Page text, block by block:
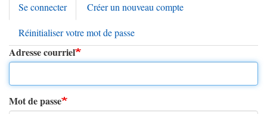
Onglets
principaux
Se connecter(onglet
actif)
Créer un nouveau compte
Réinitialiser votre mot de passe
Adresse courriel
Mot de passe